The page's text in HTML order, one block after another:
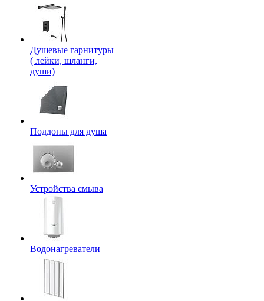
Душевые гарнитуры
( лейки, шланги,
души)
Поддоны для душа
Устройства смыва
Водонагреватели